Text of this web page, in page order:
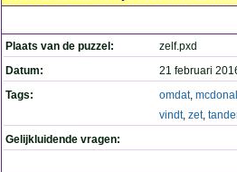
Plaats van de puzzel:
zelf.pxd
Datum:
21 februari
Tags:
omdat,
vindt, zet,
Gelijkluidende vragen: